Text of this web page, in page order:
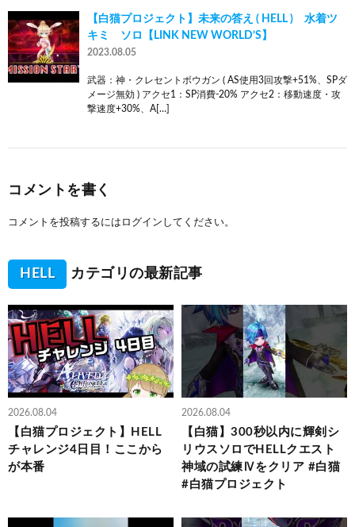
【白猫プロジェクト】未来の答え ( HELL ) 水着ツ
キミ ソロ【LINK NEW WORLD’S】
2023.08.05
武器：神・クレセントボウガン ( AS使用3回攻撃+51%、SPダ
メージ無効 ) アクセ1：SP消費-20% アクセ2：移動速度・攻
撃速度+30%、A[…]
コメントを書く
コメントを投稿するには ログイン してください。
HELL カテゴリの最新記事
2026.08.04
【白猫プロジェクト】HELL
チャレンジ4日目！ここから
が本番
2026.08.04
【白猫】300秒以内に輝剣シ
リウスソロでHELLクエスト
神域の試練Ⅳをクリア #白猫
#白猫プロジェクト